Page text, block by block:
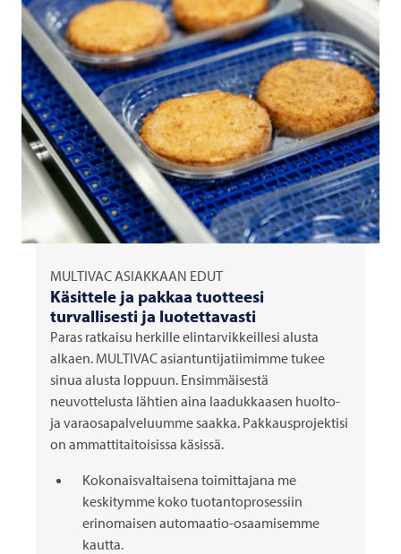
MULTIVACASIAKKAAN EDUT
Käsittele ja pakkaa tuotteesi
turvallisesti ja luotettavasti
Paras ratkaisu herkille elintarvikkeillesi alusta
alkaen. MULTIVACasiantuntijatiimimme tukee
sinua alusta loppuun. Ensimmäisestä
neuvottelusta lähtien aina laadukkaasen huolto-
ja varaosapalveluumme saakka. Pakkausprojektisi
on ammattitaitoisissa käsissä.
Kokonaisvaltaisena toimittajana me
keskitymme koko tuotantoprosessiin
erinomaisen automaatio-osaamisemme
kautta.